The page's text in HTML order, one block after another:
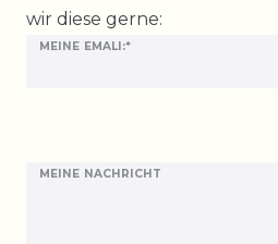
wir diese gerne:
MEINE EMALI:*
MEINE NACHRICHT